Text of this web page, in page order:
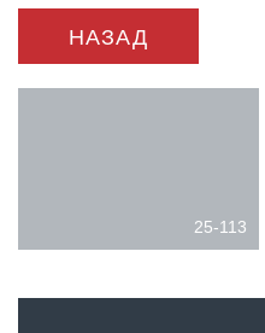
НАЗАД
25-113